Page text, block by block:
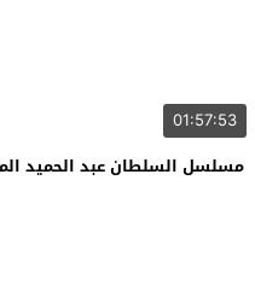
01:57:53
مسلسل السلطان عبد الحميد